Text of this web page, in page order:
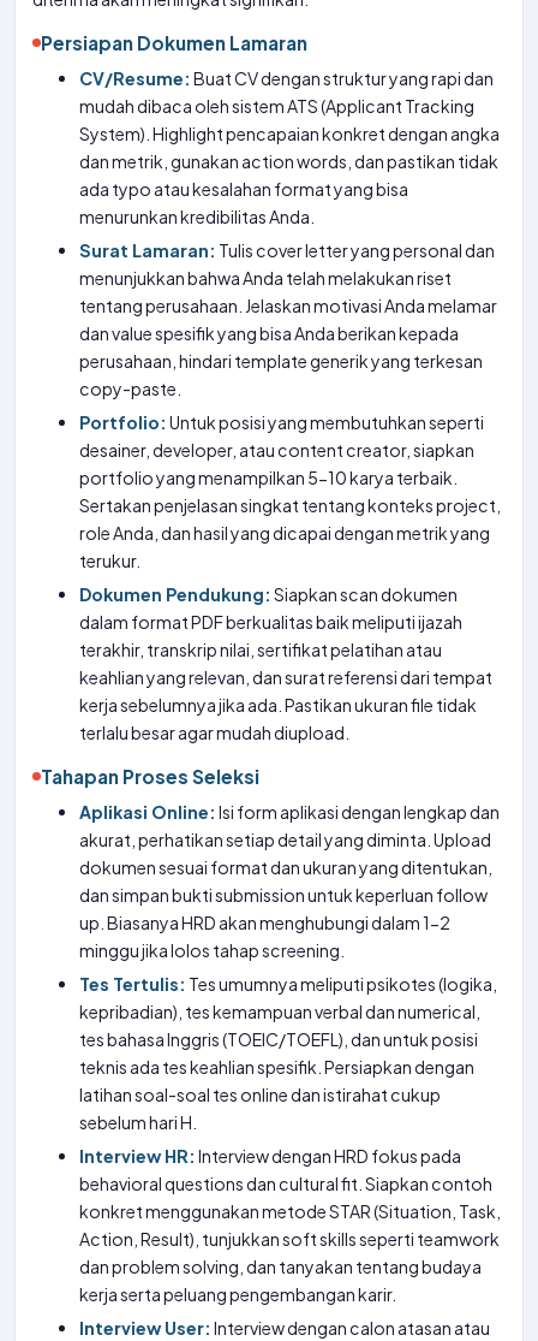
Persiapan Dokumen Lamaran
CV/Resume: Buat CV dengan struktur yang rapi dan
mudah dibaca oleh sistem ATS (Applicant Tracking
System). Highlight pencapaian konkret dengan angka
dan metrik, gunakan action words, dan pastikan tidak
ada typo atau kesalahan format yang bisa
menurunkan kredibilitas Anda.
Surat Lamaran: Tulis cover letter yang personal dan
menunjukkan bahwa Anda telah melakukan riset
tentang perusahaan. Jelaskan motivasi Anda melamar
dan value spesifik yang bisa Anda berikan kepada
perusahaan, hindari template generik yang terkesan
copy-paste.
Portfolio: Untuk posisi yang membutuhkan seperti
desainer, developer, atau content creator, siapkan
portfolio yang menampilkan 5-10 karya terbaik.
Sertakan penjelasan singkat tentang konteks project,
role Anda, dan hasil yang dicapai dengan metrik yang
terukur.
Dokumen Pendukung: Siapkan scan dokumen
dalam format PDF berkualitas baik meliputi ijazah
terakhir, transkrip nilai, sertifikat pelatihan atau
keahlian yang relevan, dan surat referensi dari tempat
kerja sebelumnya jika ada. Pastikan ukuran file tidak
terlalu besar agar mudah diupload.
Tahapan Proses Seleksi
Aplikasi Online: Isi form aplikasi dengan lengkap dan
akurat, perhatikan setiap detail yang diminta. Upload
dokumen sesuai format dan ukuran yang ditentukan,
dan simpan bukti submission untuk keperluan follow
up. Biasanya HRD akan menghubungi dalam 1-2
minggu jika lolos tahap screening.
Tes Tertulis: Tes umumnya meliputi psikotes (logika,
kepribadian), tes kemampuan verbal dan numerical,
tes bahasa Inggris (TOEIC/TOEFL), dan untuk posisi
teknis ada tes keahlian spesifik. Persiapkan dengan
latihan soal-soal tes online dan istirahat cukup
sebelum hari H.
Interview HR: Interview dengan HRD fokus pada
behavioral questions dan cultural fit. Siapkan contoh
konkret menggunakan metode STAR (Situation, Task,
Action, Result), tunjukkan soft skills seperti teamwork
dan problem solving, dan tanyakan tentang budaya
kerja serta peluang pengembangan karir.
Interview User: Interview dengan calon atasan atau